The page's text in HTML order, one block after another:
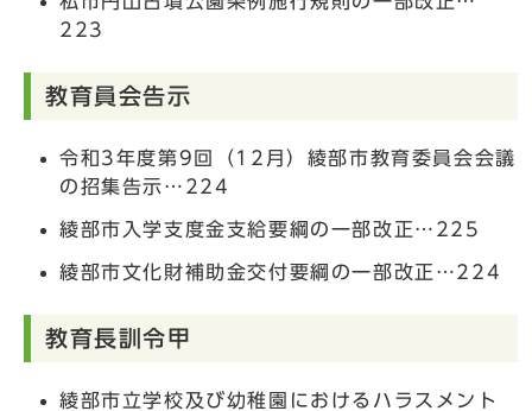
223
教育員会告示
令和3年度第9回（12月）綾部市教育委員会会議
の招集告示…224
綾部市入学支度金支給要綱の一部改正…225
綾部市文化財補助金交付要綱の一部改正…224
教育長訓令甲
綾部市立学校及び幼稚園におけるハラスメント